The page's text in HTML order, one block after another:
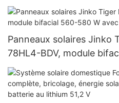
hors réseau
Panneaux solaires Jinko
78HL4-BDV, module
double vitrage